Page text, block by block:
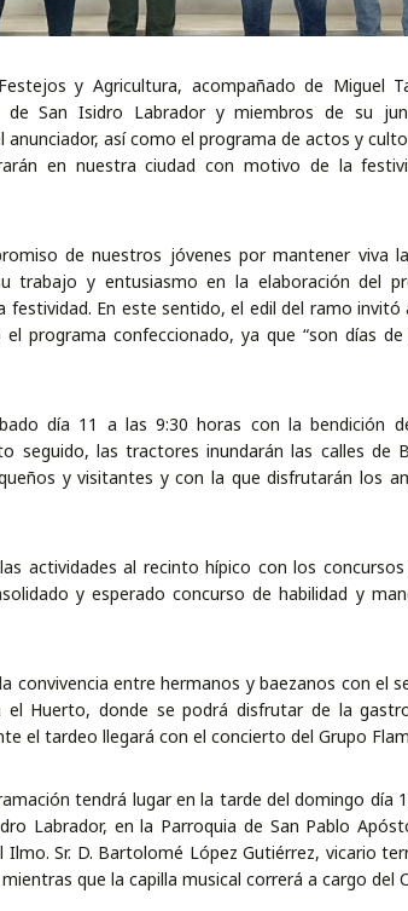
y Agricultura, acompañado de Miguel
de San Isidro Labrador y miembros de su
así como el programa de actos y
en nuestra ciudad con motivo de la
de nuestros jóvenes por mantener viva
trabajo y entusiasmo en la elaboración del
festividad. En este sentido, el edil del ramo
programa confeccionado, ya que “son días de
día 11 a las 9:30 horas con la bendición
seguido, las tractores inundarán las calles de
y visitantes y con la que disfrutarán los
actividades al recinto hípico con los
y esperado concurso de habilidad y
convivencia entre hermanos y baezanos con el
Huerto, donde se podrá disfrutar de la
el tardeo llegará con el concierto del Grupo
tendrá lugar en la tarde del domingo día
Labrador, en la Parroquia de San Pablo
Sr. D. Bartolomé López Gutiérrez, vicario
que la capilla musical correrá a cargo del